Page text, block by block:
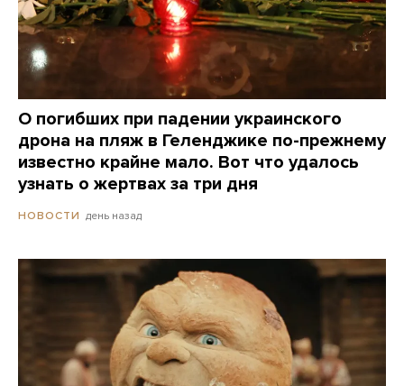
О погибших при падении украинского
дрона на пляж в Геленджике по-прежнему
известно крайне мало. Вот что удалось
узнать о жертвах за три дня
НОВОСТИ день назад